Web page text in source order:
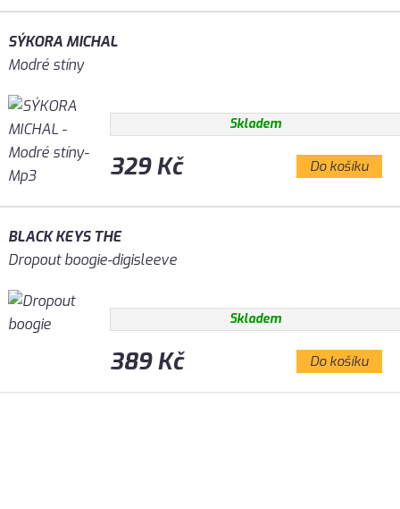
SÝKORA MICHAL
Modré stíny
Skladem
329 Kč Do košíku
BLACK KEYS THE
Dropout boogie-digisleeve
Skladem
389 Kč Do košíku